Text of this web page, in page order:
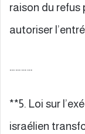
raison du refus
autoriser
…………
**5. Loi sur
israélien